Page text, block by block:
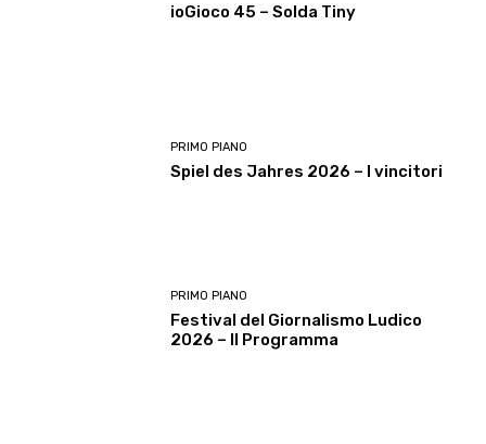
ioGioco 45 – Solda Tiny
PRIMO PIANO
Spiel des Jahres 2026 – I vincitori
PRIMO PIANO
Festival del Giornalismo Ludico
2026 – Il Programma